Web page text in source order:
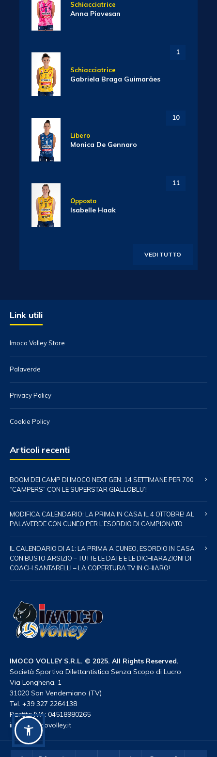
Schiacciatrice
Anna Piovesan
1
Schiacciatrice
Gabriela Braga Guimarães
10
Libero
Monica De Gennaro
11
Opposto
Isabelle Haak
VEDI TUTTO
Link utili
Imoco Volley Store
Palaverde
Privacy Policy
Cookie Policy
Articoli recenti
BOOM DEI CAMP DI IMOCO NEXT GEN: 14 SETTIMANE PER 700
“CAMPERS” CON LE SUPERSTAR GIALLOBLU’!
MODIFICA CALENDARIO: LA PRIMA IN CASA IL 4 OTTOBRE! AL
PALAVERDE CON CUNEO PER L’ESORDIO DI CAMPIONATO
IL CALENDARIO DI A1: LA PRIMA A CUNEO, ESORDIO IN CASA
CON BUSTO ARSIZIO – TUTTE LE DATE E LE DICHIARAZIONI DI
COACH SANTARELLI – LA COPERTURA TV IN CHIARO!
IMOCO VOLLEY S.R.L. © 2025. All Rights Reserved.
Società Sportiva Dilettantistica Senza Scopo di Lucro
Via Longhena, 1
31020 San Vendemiano (TV)
Tel. +39 327 2264138
Partita IVA: 04518980265
info@imocovolley.it